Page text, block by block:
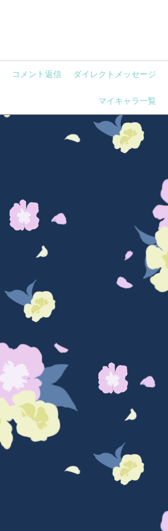
コメント返信 ダイレクトメッセージ
マイキャラ一覧